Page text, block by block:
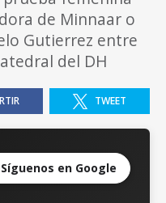
de Minnaar o
Gutierrez entre
del DH
TWEET
Síguenos en Google